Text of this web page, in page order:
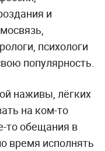
и
психологи
популярность.
наживы, лёгких
на ком-то
то обещания в
время исполнять